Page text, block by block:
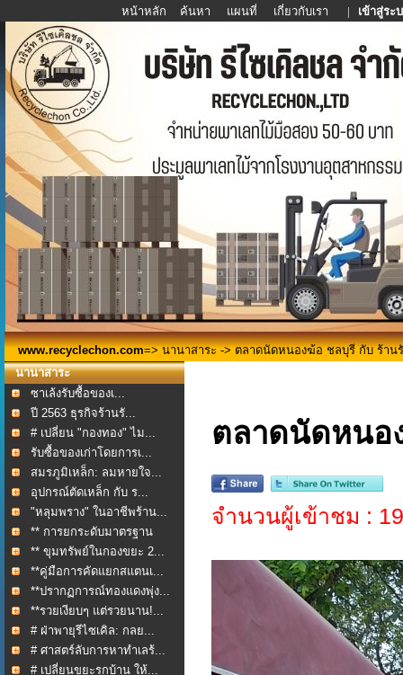
หน้าหลัก ค้นหา แผนที่ เกี่ยวกับเรา | เข้าสู่ระ
www.recyclechon.com=> นานาสาระ -> ตลาดนัดหนองฆ้อ ชลบุรี กับ ร้าน
นานาสาระ
ซาเล้งรับซื้อของเ...
ปี 2563 ธุรกิจร้านรั...
# เปลี่ยน "กองทอง" ไม...
รับซื้อของเก่าโดยการเ...
สมรภูมิเหล็ก: ลมหายใจ...
อุปกรณ์ตัดเหล็ก กับ ร...
"หลุมพราง" ในอาชีพร้าน...
** การยกระดับมาตรฐาน
กา...
** ขุมทรัพย์ในกองขยะ 2...
**คู่มือการคัดแยกสแตนเ...
**ปรากฏการณ์ทองแดงพุ่ง...
**รวยเงียบๆ แต่รวยนาน!...
# ฝ่าพายุรีไซเคิล: กลย...
# ศาสตร์ลับการหาทำเลร้...
# เปลี่ยนขยะรกบ้าน ให้...
ตลาดนัดหนอ
จำนวนผู้เข้าชม :